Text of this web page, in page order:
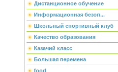
Дистанционное обучение
Информационная безоп...
Школьный спортивный клуб
Качество образования
Казачий класс
Большая перемена
food